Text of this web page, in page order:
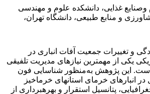
غذایی، دانشکده علوم و مهندسی
و منابع طبیعی، دانشگاه تهران،
و تغییرات جمعیت آفات انباری در
یکی از مهم­ترین نیازهای مدیریت تلفیقی
است. این پژوهش به‌منظور شناسایی فون
انبارهای خرمای استان­های خرماخیز
پتانسیل استقرار و بهره­برداری از